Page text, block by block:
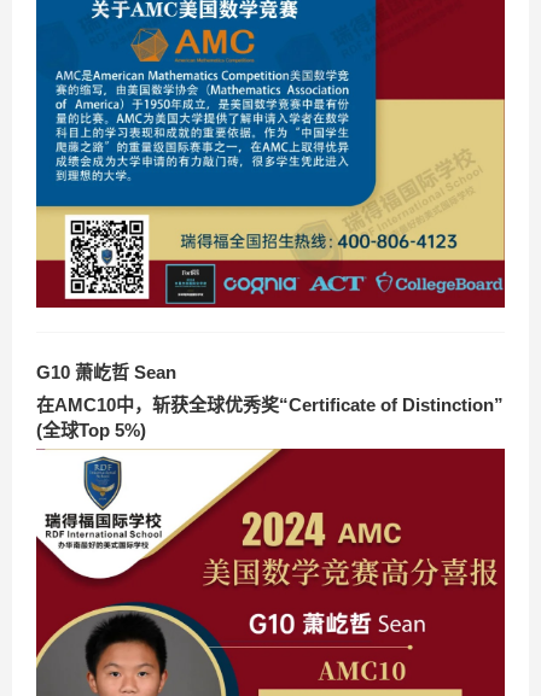
G10 萧屹哲 Sean
在AMC10中，斩获全球优秀奖“Certificate of Distinction”
(全球Top 5%)